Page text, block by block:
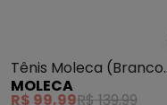
Tênis Moleca (Branco
Off) em Camurça
MOLECA
R$ 99,99R$ 139,99